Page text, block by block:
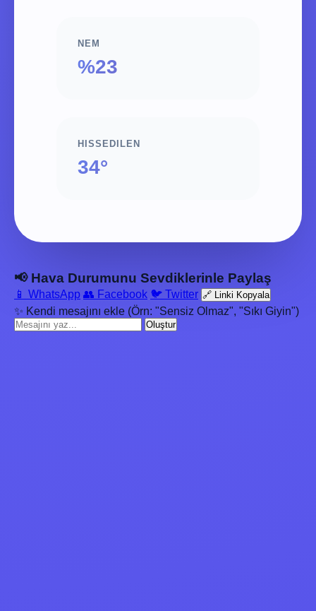
NEM
%23
HISSEDILEN
34°
📢 Hava Durumunu Sevdiklerinle Paylaş
📱 WhatsApp 👥 Facebook 🐦 Twitter 🔗 Linki Kopyala
✨ Kendi mesajını ekle (Örn: "Sensiz Olmaz", "Sıkı Giyin")
Oluştur